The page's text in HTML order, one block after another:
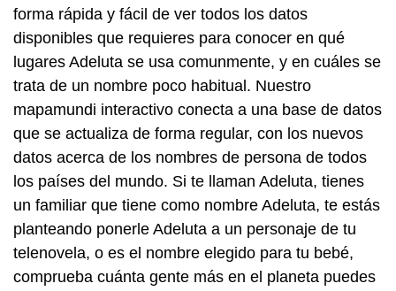
forma rápida y fácil de ver todos los datos
disponibles que requieres para conocer en qué
lugares Adeluta se usa comunmente, y en cuáles se
trata de un nombre poco habitual. Nuestro
mapamundi interactivo conecta a una base de datos
que se actualiza de forma regular, con los nuevos
datos acerca de los nombres de persona de todos
los países del mundo. Si te llaman Adeluta, tienes
un familiar que tiene como nombre Adeluta, te estás
planteando ponerle Adeluta a un personaje de tu
telenovela, o es el nombre elegido para tu bebé,
comprueba cuánta gente más en el planeta puedes